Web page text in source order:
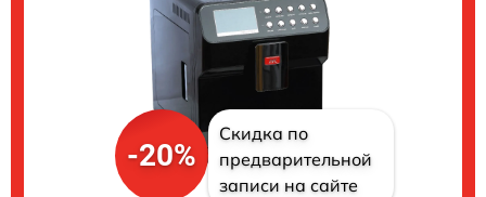
-20%
Скидка по
предварительной
записи на сайте